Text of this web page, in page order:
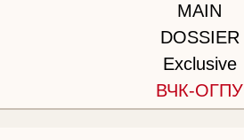
MAIN
DOSSIER
Exclusive
ВЧК-ОГПУ